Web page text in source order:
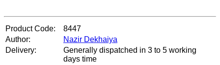
Product Code:
8447
Author:
Nazir Dekhaiya
Delivery:
Generally dispatched in 3 to 5 working
days time